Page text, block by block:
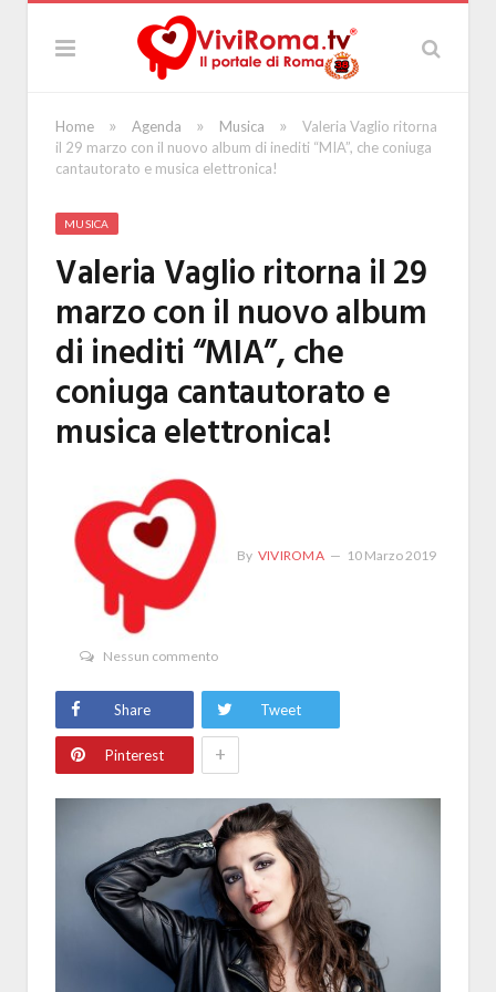
Home » Agenda » Musica »
Valeria Vaglio ritorna
il 29 marzo con il nuovo album di inediti “MIA”, che coniuga
cantautorato e musica elettronica!
MUSICA
Valeria Vaglio ritorna il 29
marzo con il nuovo album
di inediti “MIA”, che
coniuga cantautorato e
musica elettronica!
By VIVIROMA 10 Marzo 2019
Nessun commento
Share Tweet
Pinterest +